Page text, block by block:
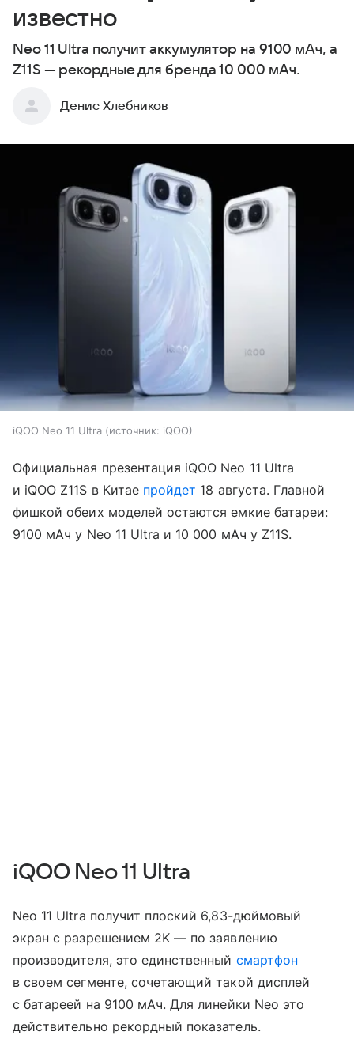
известно
Neo 11 Ultra получит аккумулятор на 9100 мАч, а
Z11S — рекордные для бренда 10 000 мАч.
Денис Хлебников
iQOO Neo 11 Ultra источник: iQOO
Официальная презентация iQOO Neo 11 Ultra
и iQOO Z11S в Китае пройдет 18 августа. Главной
фишкой обеих моделей остаются емкие батареи:
9100 мАч у Neo 11 Ultra и 10 000 мАч у Z11S.
iQOO Neo 11 Ultra
Neo 11 Ultra получит плоский 6,83-дюймовый
экран с разрешением 2K — по заявлению
производителя, это единственный смартфон
в своем сегменте, сочетающий такой дисплей
с батареей на 9100 мАч. Для линейки Neo это
действительно рекордный показатель.